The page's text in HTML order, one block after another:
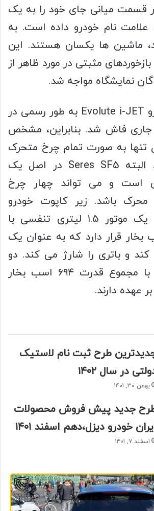
قسمت میانی جای خود را به یک
نام خودرو داده است. به
ماشین ها یکسان هستند. این
مثبتی در مورد ظاهر از
نمایشگاه مواجه شد.
بخش فنی خودرو Evolute i-JET به طور رسمی در
فاش شد. بنابراین، مشخص
به صورت تمام چرخ متحرک
تولید می شود. البته Seres SF5 در اصل یک
است و می تواند چهار چرخ
باشد. زیر کاپوت خودرو
Evolute i-JET یک موتور ۱.۵ لیتری تنفسی با
۱۲۲ اسب بخار قرار دارد که به عنوان یک
کند و باتری را شارژ می کند. دو
موتور الکتریکی با مجموع قدرت ۶۹۴ اسب بخار
عهده دارند.
طرح ثبت نام لاستیک
در سال ۱۴۰۲
بهمن ۳۰, ۱۴۰۱
جدید پیش فروش محصولات
خودرو دیزل،دهم اسفند ۱۴۰۱
اسفند ۷, ۱۴۰۱